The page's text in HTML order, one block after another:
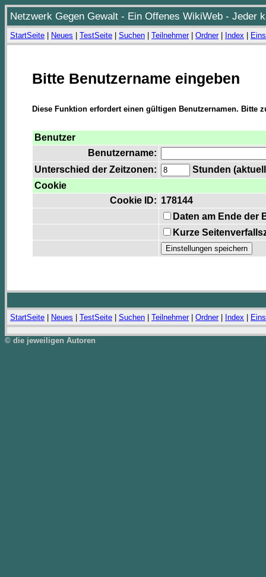
Netzwerk Gegen Gewalt - Ein Offenes WikiWeb - Jeder
StartSeite Neues TestSeite Suchen Teilnehmer| Ordner| Index
Bitte Benutzername eingeben
Diese Funktion erfordert einen gültigen Benutzernamen. Bitte
Benutzer
Benutzername:
Unterschied der Zeitzonen:
Stunden
Cookie
Cookie ID: 178144
Daten am Ende der
Kurze
StartSeite Neues TestSeite Suchen Teilnehmer| Ordner| Index
© die jeweiligen Autoren